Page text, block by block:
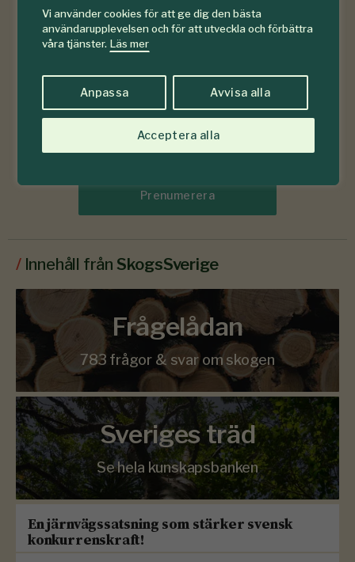
Vi använder cookies för att ge dig den bästa
användarupplevelsen och för att utveckla och förbättra
våra tjänster. Läs mer
Anpassa Avvisa alla
Acceptera alla
Läs senaste numret
Prenumerera
/ Innehåll från SkogsSverige
Frågelådan
783 frågor & svar om skogen
Sveriges träd
Se hela kunskapsbanken
En järnvägssatsning som stärker svensk
konkurrenskraft!